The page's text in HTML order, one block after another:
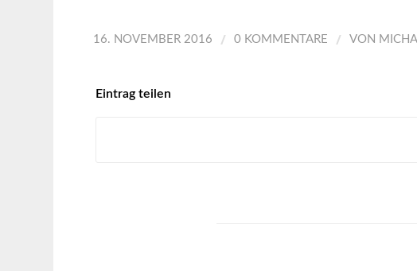
16. NOVEMBER 2016 / 0 KOMMENTARE / VON
Eintrag teilen